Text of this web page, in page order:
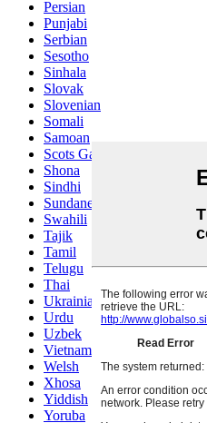
Persian
Punjabi
Serbian
Sesotho
Sinhala
Slovak
Slovenian
Somali
Samoan
Scots Gaelic
Shona
Sindhi
Sundanese
Swahili
Tajik
Tamil
Telugu
Thai
Ukrainian
Urdu
Uzbek
Vietnamese
Welsh
Xhosa
Yiddish
Yoruba